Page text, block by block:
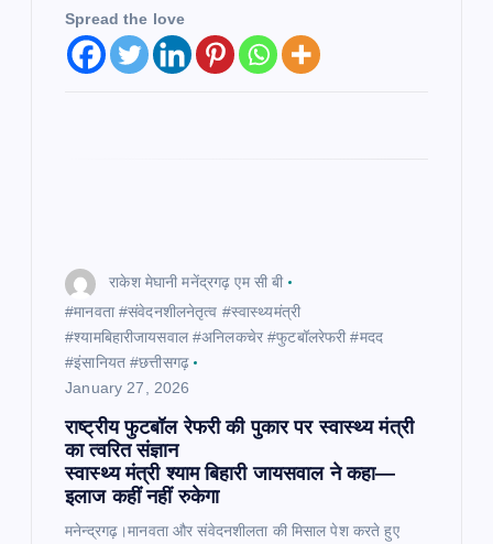
Spread the love
राकेश मेघानी मनेंद्रगढ़ एम सी बी
#मानवता #संवेदनशीलनेतृत्व #स्वास्थ्यमंत्री
#श्यामबिहारीजायसवाल #अनिलकचेर #फुटबॉलरेफरी #मदद
#इंसानियत #छत्तीसगढ़
January 27, 2026
राष्ट्रीय फुटबॉल रेफरी की पुकार पर स्वास्थ्य मंत्री
का त्वरित संज्ञान
स्वास्थ्य मंत्री श्याम बिहारी जायसवाल ने कहा—
इलाज कहीं नहीं रुकेगा
मनेन्द्रगढ़।मानवता और संवेदनशीलता की मिसाल पेश करते हुए